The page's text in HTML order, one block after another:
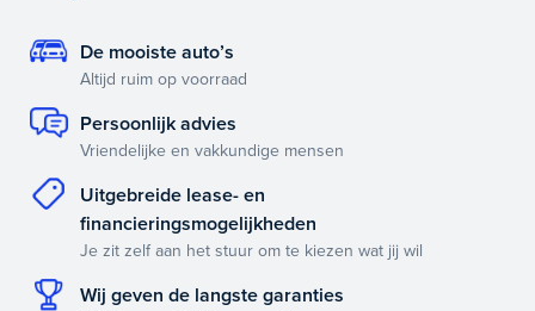
De mooiste auto’s
Altijd ruim op voorraad
Persoonlijk advies
Vriendelijke en vakkundige mensen
Uitgebreide lease- en
financieringsmogelijkheden
Je zit zelf aan het stuur om te kiezen wat jij wil
Wij geven de langste garanties